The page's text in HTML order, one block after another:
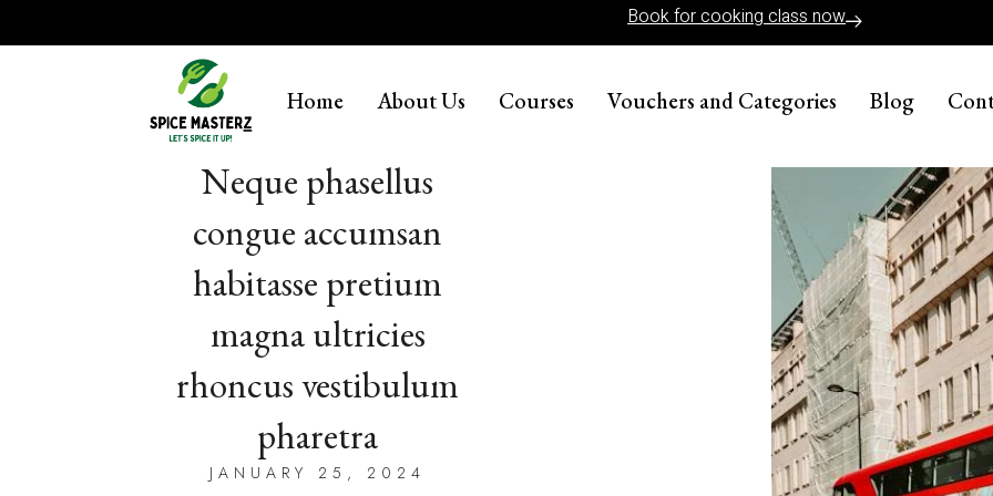
to
Book for cooking class now
Home About Us Courses Vouchers and Categories Blog
Neque phasellus
congue accumsan
habitasse pretium
magna ultricies
rhoncus vestibulum
pharetra
JANUARY 25, 2024